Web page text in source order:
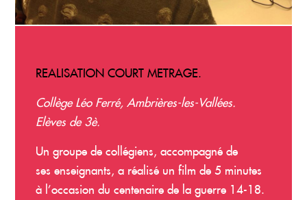
REALISATION COURT METRAGE.
Collège Léo Ferré, Ambrières-les-Vallées.
Elèves de 3è.
Un groupe de collégiens, accompagné de
ses enseignants, a réalisé un film de 5 minutes
à l’occasion du centenaire de la guerre 14-18.